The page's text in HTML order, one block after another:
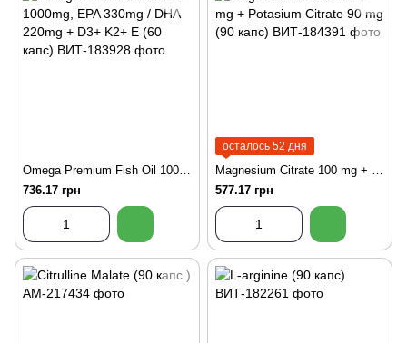
736.17 грн
осталось 52 дня
577.17 грн